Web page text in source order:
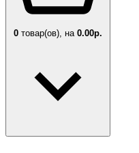
0 товар(ов), на 0.00р.